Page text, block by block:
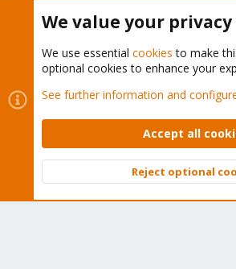
Cookies
Proxmox Support Forum -
Contact us
Terms and rules Privacy policy
Community platform by XenForo © 2010-
We value your privacy
We use essential cookies to make
optional cookies to enhance your
See further information and
Accept all
Reject optional